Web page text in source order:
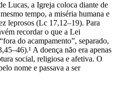
Lucas, a Igreja coloca diante de
tempo, a miséria humana e
leprosos (Lc 17,12–19). Para
recordar o que a Lei
do acampamento”, separado,
A doença não era apenas
social, religiosa e afetiva. O
nome e passava a ser